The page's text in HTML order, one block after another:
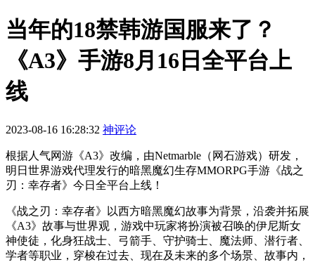
当年的18禁韩游国服来了？
《A3》手游8月16日全平台上
线
2023-08-16 16:28:32 神评论
根据人气网游《A3》改编，由Netmarble（网石游戏）研发，
明日世界游戏代理发行的暗黑魔幻生存MMORPG手游《战之
刃：幸存者》今日全平台上线！
《战之刃：幸存者》以西方暗黑魔幻故事为背景，沿袭并拓展
《A3》故事与世界观，游戏中玩家将扮演被召唤的伊尼斯女
神使徒，化身狂战士、弓箭手、守护骑士、魔法师、潜行者、
学者等职业，穿梭在过去、现在及未来的多个场景、故事内，